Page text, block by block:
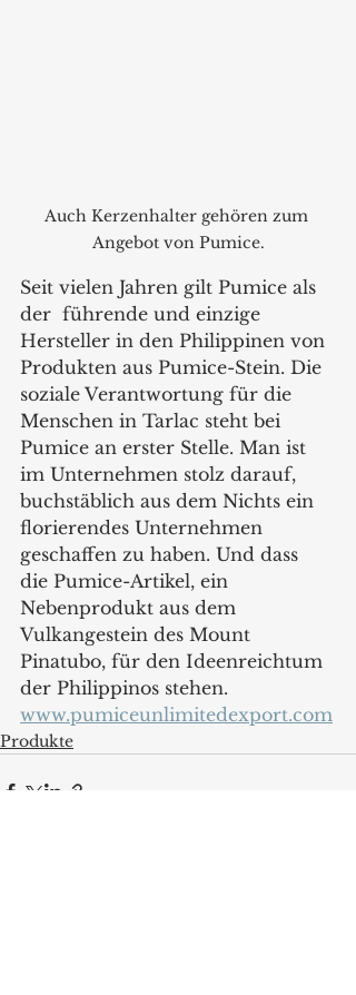
Auch Kerzenhalter gehören zum
Angebot von Pumice.
Seit vielen Jahren gilt Pumice als
der  führende und einzige
Hersteller in den Philippinen von
Produkten aus Pumice-Stein. Die
soziale Verantwortung für die
Menschen in Tarlac steht bei
Pumice an erster Stelle. Man ist
im Unternehmen stolz darauf,
buchstäblich aus dem Nichts ein
florierendes Unternehmen
geschaffen zu haben. Und dass
die Pumice-Artikel, ein
Nebenprodukt aus dem
Vulkangestein des Mount
Pinatubo, für den Ideenreichtum
der Philippinos stehen.
www.pumiceunlimitedexport.com
Produkte